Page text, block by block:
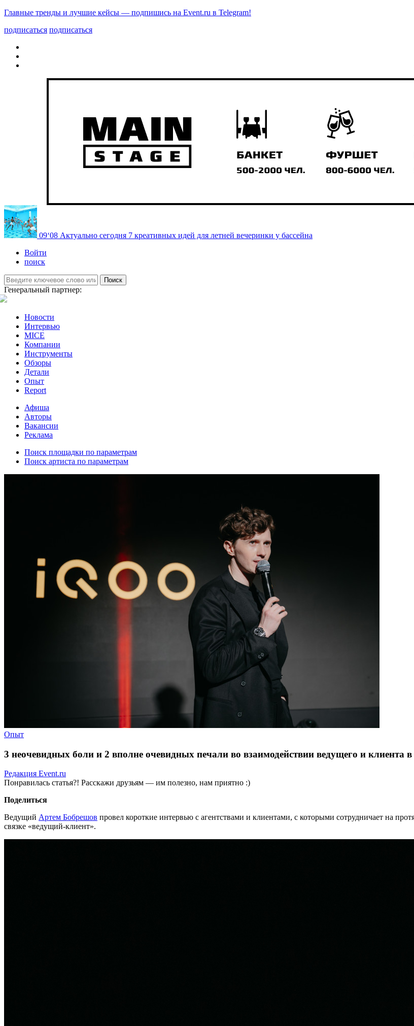
Главные тренды и лучшие кейсы — подпишись на Event.ru в Telegram!
подписаться подписаться
09‘08 Актуально сегодня 7 креативных идей для летней вечеринки у бассейна
Войти
поиск
Поиск
Генеральный партнер:
Новости
Интервью
MICE
Компании
Инструменты
Обзоры
Детали
Опыт
Report
Афиша
Авторы
Вакансии
Реклама
Поиск площадки по параметрам
Поиск артиста по параметрам
Опыт
3 неочевидных боли и 2 вполне очевидных печали во взаимодействии ведущего и клиента
Редакция Event.ru
Понравилась статья?! Расскажи друзьям — им полезно, нам приятно :)
Поделиться
Ведущий Артем Бобрешов провел короткие интервью с агентствами и клиентами, с которыми сотрудничает на
связке «ведущий-клиент».